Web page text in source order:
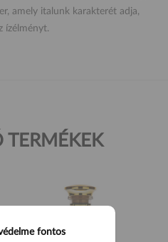
amely italunk karakterét adja,
ízélményt.
TERMÉKEK
fontos